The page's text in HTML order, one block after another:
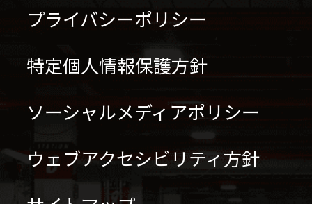
プライバシーポリシー
特定個人情報保護方針
ソーシャルメディアポリシー
ウェブアクセシビリティ方針